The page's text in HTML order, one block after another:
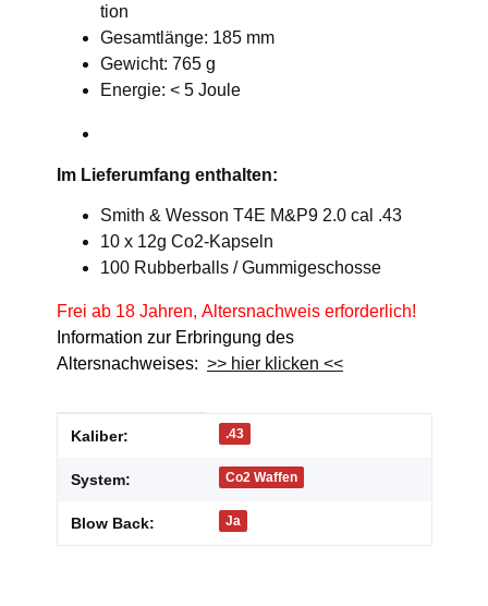
tion
Gesamtlänge: 185 mm
Gewicht: 765 g
Energie: < 5 Joule
Im Lieferumfang enthalten:
Smith & Wesson T4E M&P9 2.0 cal .43
10 x 12g Co2-Kapseln
100 Rubberballs / Gummigeschosse
Frei ab 18 Jahren, Altersnachweis erforderlich!
Information zur Erbringung des
Altersnachweises: >> hier klicken <<
Produkteigenschaft
Wert
Kaliber: .43
System: Co2 Waffen
Blow Back: Ja